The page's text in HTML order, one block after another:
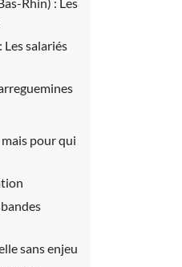
Les salariés
mais pour qui
sans enjeu